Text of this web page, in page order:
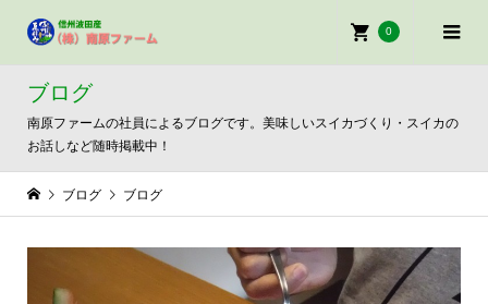
0
ブログ
南原ファームの社員によるブログです。美味しいスイカづくり・スイカの
お話しなど随時掲載中！
ブログ ブログ